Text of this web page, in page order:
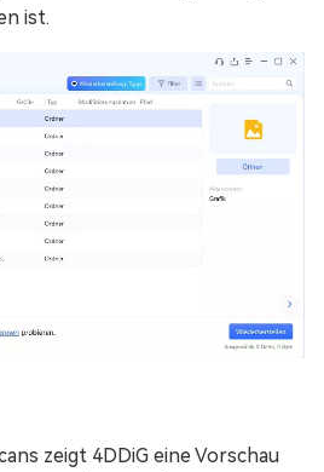
ist.
zeigt 4DDiG eine Vorschau